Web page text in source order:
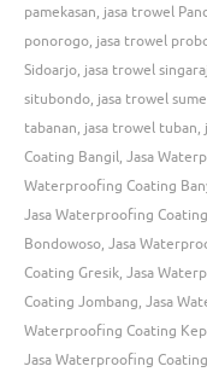
pamekasan, jasa trowel
ponorogo, jasa trowel
Sidoarjo, jasa trowel
situbondo, jasa trowel
tabanan, jasa trowel tuban,
Coating Bangil, Jasa
Waterproofing Coating
Jasa Waterproofing
Bondowoso, Jasa
Coating Gresik, Jasa
Coating Jombang, Jasa
Waterproofing Coating
Jasa Waterproofing